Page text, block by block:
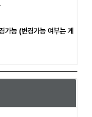
가능 (변경가능 여부는 게